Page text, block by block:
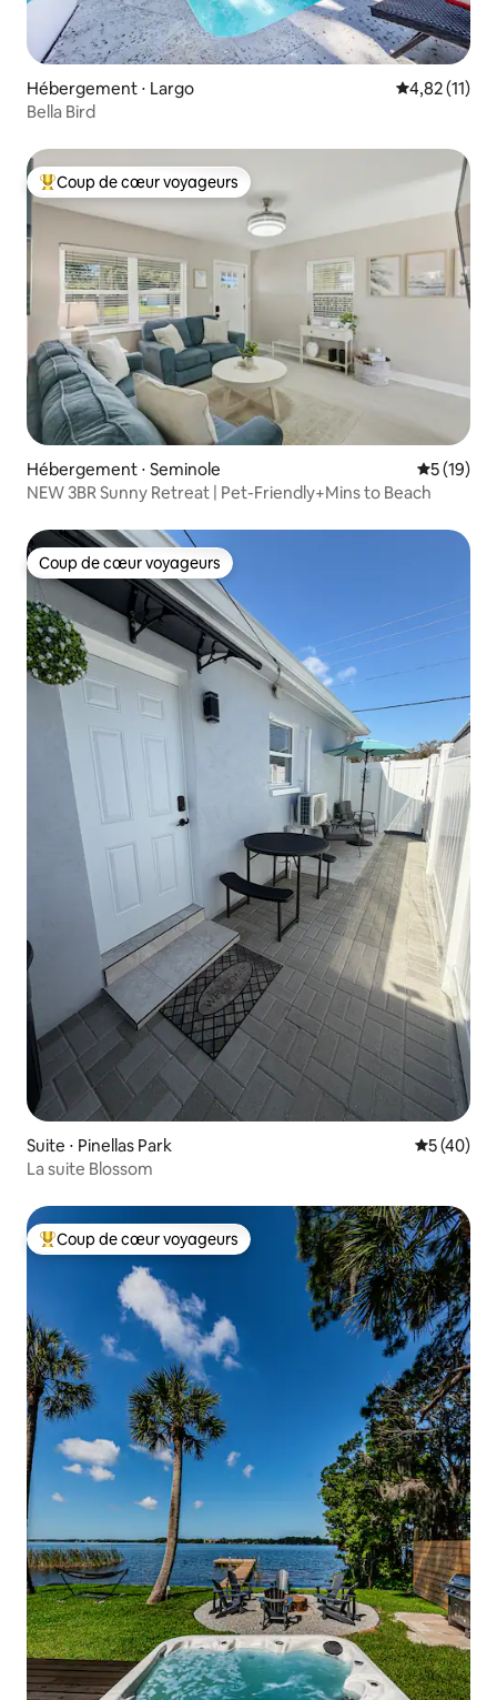
Hébergement ⋅ Largo Évaluation
4,82 (11)
Bella Bird
Coups de cœur voyageurs les plus appréciés
Coup de cœur voyageurs
Hébergement ⋅ Seminole
5 (19)
NEW 3BR Sunny Retreat | Pet-Friendly+Mins to Beach
Coup de cœur voyageurs
Coup de cœur voyageurs
Suite ⋅ Pinellas Park
5 (40)
La suite Blossom
Coups de cœur voyageurs les plus appréciés
Coup de cœur voyageurs